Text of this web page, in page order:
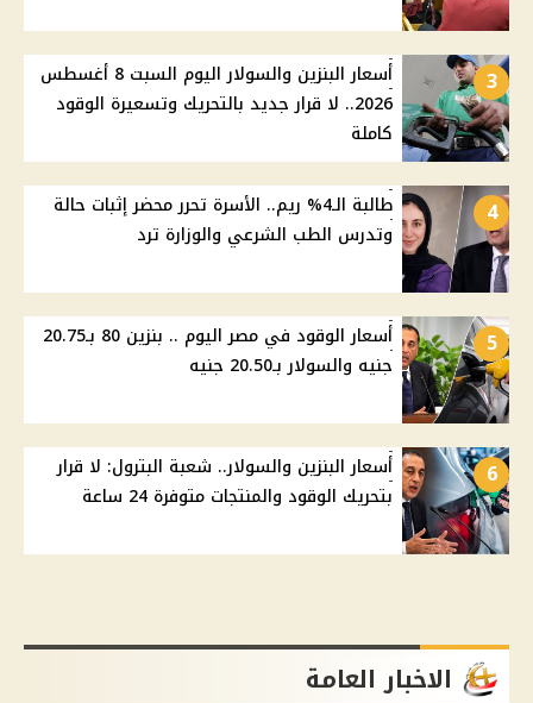
3
أسعار البنزين والسولار اليوم السبت 8 أغسطس
2026.. لا قرار جديد بالتحريك وتسعيرة الوقود
كاملة
4
طالبة الـ4% ريم.. الأسرة تحرر محضر إثبات حالة
وتدرس الطب الشرعي والوزارة ترد
5
أسعار الوقود في مصر اليوم .. بنزين 80 بـ20.75
جنيه والسولار بـ20.50 جنيه
6
أسعار البنزين والسولار.. شعبة البترول: لا قرار
بتحريك الوقود والمنتجات متوفرة 24 ساعة
الاخبار العامة